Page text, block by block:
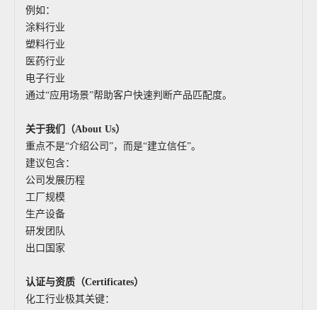
例如：
涂料行业
塑料行业
医药行业
电子行业
通过“应用场景”帮助客户快速判断产品匹配度。
关于我们（About Us）
重点不是“介绍公司”，而是“建立信任”。
建议包含：
公司发展历程
工厂规模
生产设备
研发团队
出口国家
认证与资质（Certificates）
化工行业极其关键：